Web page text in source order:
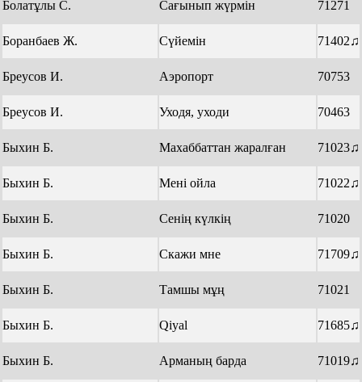
Болатұлы С. Сағынып жүрмін 71271
Боранбаев Ж. Сүйемін 71402♫
Бреусов И. Аэропорт 70753
Бреусов И. Уходя, уходи 70463
Быхин Б. Махаббаттан жаралған 71023♫
Быхин Б. Мені ойла 71022♫
Быхин Б. Сенің күлкің 71020
Быхин Б. Скажи мне 71709♫
Быхин Б. Тамшы мұң 71021
Быхин Б. Qiyal 71685♫
Быхин Б. Арманың барда 71019♫